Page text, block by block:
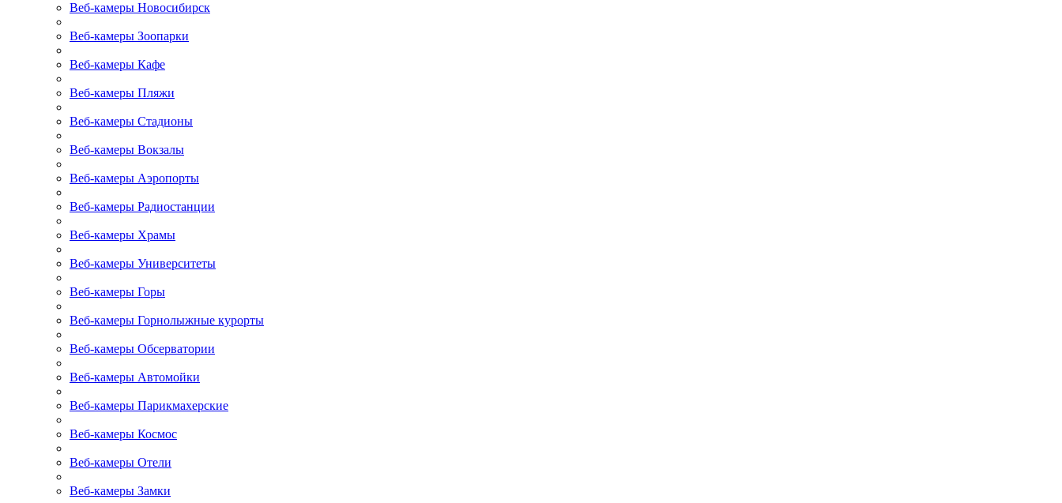
Веб-камеры Новосибирск
Веб-камеры Зоопарки
Веб-камеры Кафе
Веб-камеры Пляжи
Веб-камеры Стадионы
Веб-камеры Вокзалы
Веб-камеры Аэропорты
Веб-камеры Радиостанции
Веб-камеры Храмы
Веб-камеры Университеты
Веб-камеры Горы
Веб-камеры Горнолыжные курорты
Веб-камеры Обсерватории
Веб-камеры Автомойки
Веб-камеры Парикмахерские
Веб-камеры Космос
Веб-камеры Отели
Веб-камеры Замки